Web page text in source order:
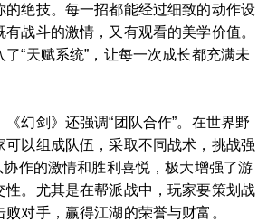
的绝技。每一招都能经过细致的动作设
战斗的激情，又有观看的美学价值。
“天赋系统”，让每一次成长都充满未
《幻剑》还强调“团队合作”。在世界野
可以组成队伍，采取不同战术，挑战强
作的激情和胜利喜悦，极大增强了游
性。尤其是在帮派战中，玩家要策划战
对手，赢得江湖的荣誉与财富。